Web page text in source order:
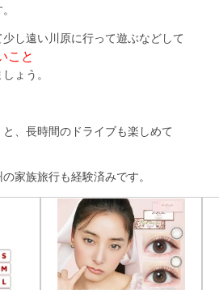
し遠い川原に行って遊ぶなどして
と
ょう。
、長時間のドライブも楽しめて
家族旅行も経験済みです。